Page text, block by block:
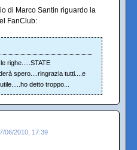
di Marco Santin riguardo la
FanClub:
righe.....STATE
spero....ringrazia tutti....e
detto troppo...
06/2010, 17:39